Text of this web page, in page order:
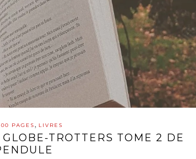
PAGES , LIVRES
TROTTERS TOME 2 DE